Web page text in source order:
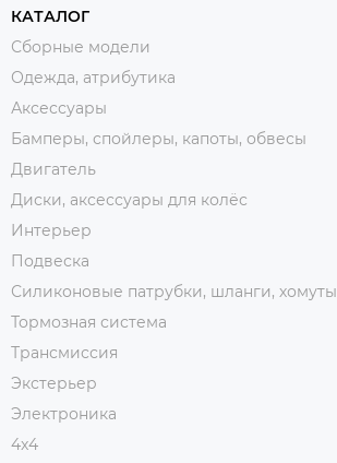
КАТАЛОГ
Сборные модели
Одежда, атрибутика
Аксессуары
Бамперы, спойлеры, капоты, обвесы
Двигатель
Диски, аксессуары для колёс
Интерьер
Подвеска
Силиконовые патрубки, шланги, хомуты
Тормозная система
Трансмиссия
Экстерьер
Электроника
4x4